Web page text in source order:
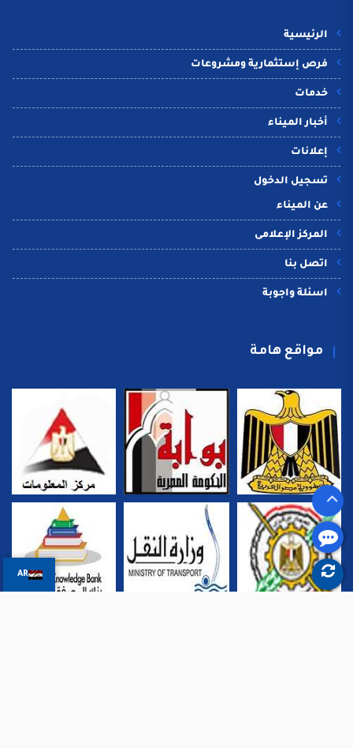
الرئيسية
فرص إستثمارية ومشروعات
خدمات
أخبار الميناء
إعلانات
تسجيل الدخول
عن الميناء
المركز الإعلامى
اتصل بنا
اسئلة واجوبة
مواقع هامة
AR